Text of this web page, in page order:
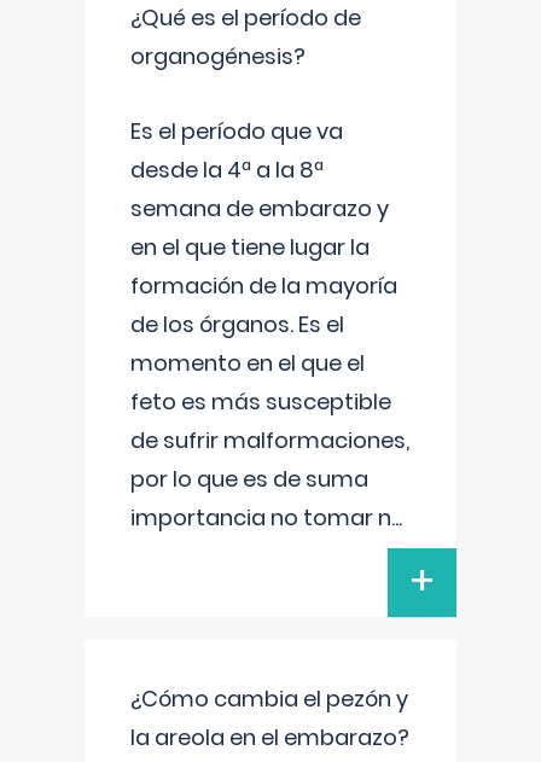
¿Qué es el período de
organogénesis?
Es el período que va
desde la 4ª a la 8ª
semana de embarazo y
en el que tiene lugar la
formación de la mayoría
de los órganos. Es el
momento en el que el
feto es más susceptible
de sufrir malformaciones,
por lo que es de suma
importancia no tomar n...
+
¿Cómo cambia el pezón y
la areola en el embarazo?